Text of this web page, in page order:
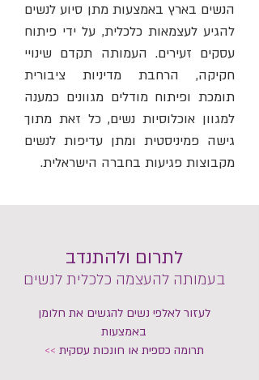
הנשים בארץ באמצעות מתן סיוע לנשים
להגיע לעצמאות כלכלית, על ידי פיתוח
עסקים זעירים. העמותה תקדם שינויי
חקיקה, הרחבת מדיניות ציבורית
תומכת ופיתוח מודלים מגוונים כמענה
למגוון אוכלוסיות נשים, כל זאת מתוך
גישה פמיניסטית ומתן עדיפות לנשים
מקבוצות פגיעות בחברה הישראלית.
לתרום ולהתנדב
בעמותה להעצמה כלכלית לנשים
לעזור לאלפי נשים להגשים את חלומן
באמצעות
תרומה כספית או חונכות עסקית >>